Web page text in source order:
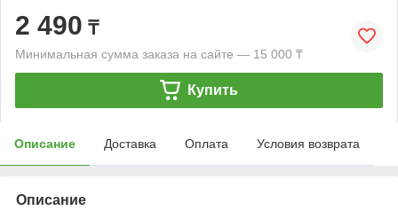
2 490 ₸
Минимальная сумма заказа на сайте — 15 000 ₸
Купить
Описание Доставка Оплата Условия возврата
Описание